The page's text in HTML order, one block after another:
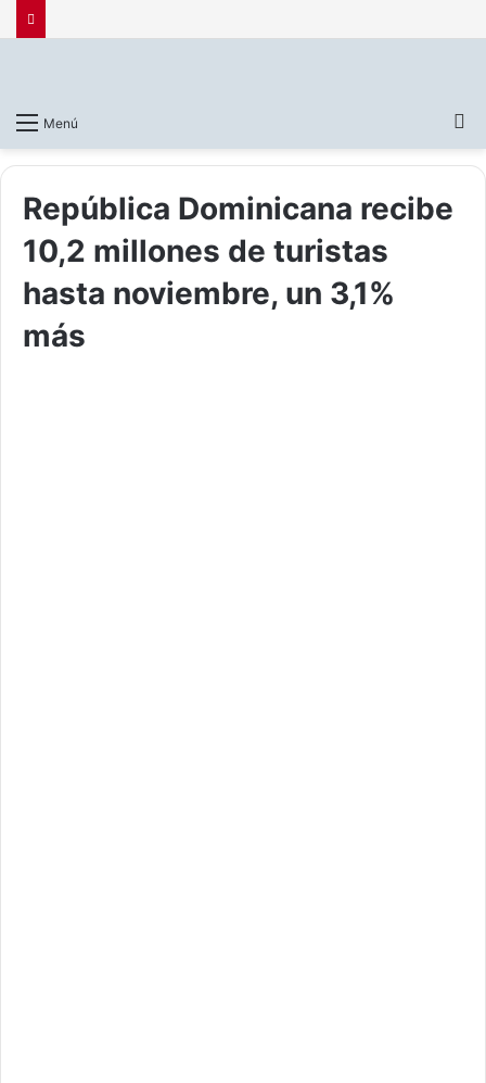
Menú
República Dominicana recibe
10,2 millones de turistas
hasta noviembre, un 3,1%
más